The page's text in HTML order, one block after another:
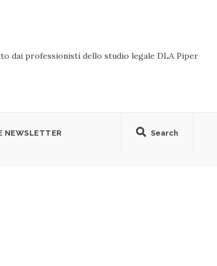
dai professionisti dello studio legale DLA Piper
Search
NEWSLETTER